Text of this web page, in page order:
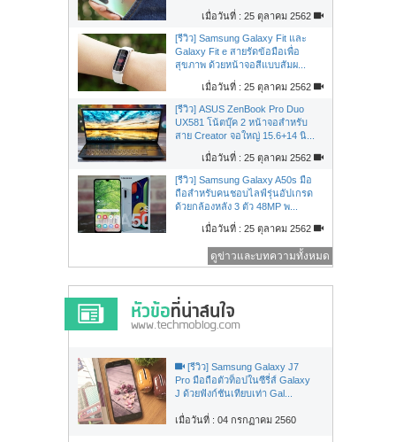
เมื่อวันที่ : 25 ตุลาคม 2562
[รีวิว] Samsung Galaxy Fit และ
Galaxy Fit e สายรัดข้อมือเพื่อ
สุขภาพ ด้วยหน้าจอสีแบบสัมผ...
เมื่อวันที่ : 25 ตุลาคม 2562
[รีวิว] ASUS ZenBook Pro Duo
UX581 โน้ตบุ๊ค 2 หน้าจอสำหรับ
สาย Creator จอใหญ่ 15.6+14 นิ...
เมื่อวันที่ : 25 ตุลาคม 2562
[รีวิว] Samsung Galaxy A50s มือ
ถือสำหรับคนชอบไลฟ์รุ่นอัปเกรด
ด้วยกล้องหลัง 3 ตัว 48MP พ...
เมื่อวันที่ : 25 ตุลาคม 2562
ดูข่าวและบทความทั้งหมด
[รีวิว] Samsung Galaxy J7
Pro มือถือตัวท็อปในซีรี่ส์ Galaxy
J ด้วยฟังก์ชันเทียบเท่า Gal...
เมื่อวันที่ : 04 กรกฏาคม 2560